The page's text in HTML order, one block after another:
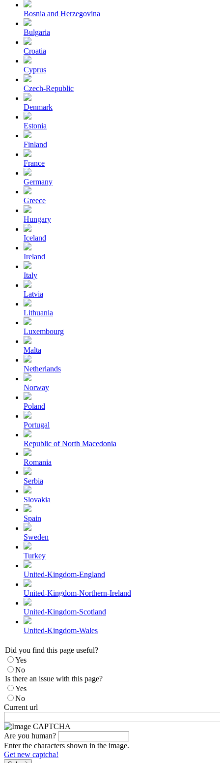
Bosnia and Herzegovina
Bulgaria
Croatia
Cyprus
Czech-Republic
Denmark
Estonia
Finland
France
Germany
Greece
Hungary
Iceland
Ireland
Italy
Latvia
Lithuania
Luxembourg
Malta
Netherlands
Norway
Poland
Portugal
Republic of North Macedonia
Romania
Serbia
Slovakia
Spain
Sweden
Turkey
United-Kingdom-England
United-Kingdom-Northern-Ireland
United-Kingdom-Scotland
United-Kingdom-Wales
Did you find this page useful?
Yes
No
Is there an issue with this page?
Yes
No
Current url
Are you human?
Enter the characters shown in the image.
Get new captcha!